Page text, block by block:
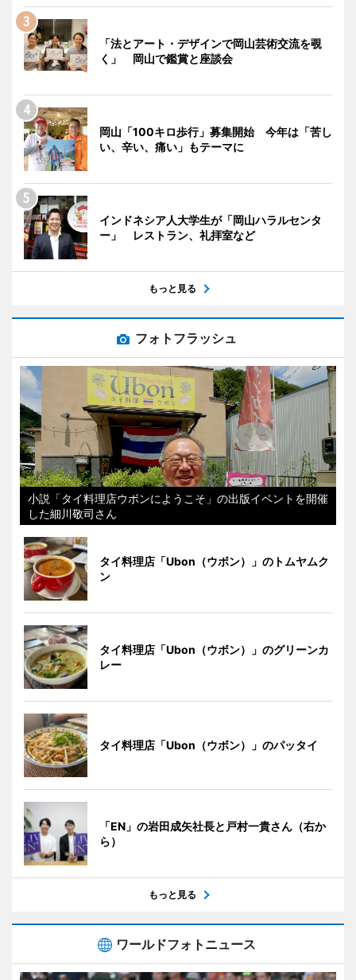
「法とアート・デザインで岡山芸術交流を覗
く」 岡山で鑑賞と座談会
岡山「100キロ歩行」募集開始 今年は「苦し
い、辛い、痛い」もテーマに
インドネシア人大学生が「岡山ハラルセンタ
ー」 レストラン、礼拝室など
もっと見る
フォトフラッシュ
小説「タイ料理店ウボンにようこそ」の出版イベントを開催
した細川敬司さん
タイ料理店「Ubon（ウボン）」のトムヤムク
ン
タイ料理店「Ubon（ウボン）」のグリーンカ
レー
タイ料理店「Ubon（ウボン）」のパッタイ
「EN」の岩田成矢社長と戸村一貴さん（右か
ら）
もっと見る
ワールドフォトニュース